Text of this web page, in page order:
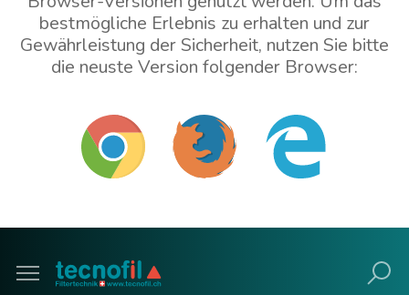
bestmögliche Erlebnis zu erhalten und zur
Gewährleistung der Sicherheit, nutzen Sie bitte
die neuste Version folgender Browser:
Mit veraltetem Browser weitermachen (nicht